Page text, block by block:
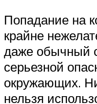
Попадание на
крайне
даже обычный
серьезной
окружающих.
нельзя